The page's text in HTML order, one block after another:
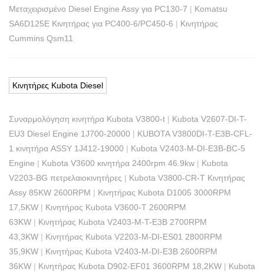
Μεταχειρισμένο Diesel Engine Assy για PC130-7 | Komatsu
SA6D125E Κινητήρας για PC400-6/PC450-6 | Κινητήρας
Cummins Qsm11
Κινητήρες Kubota Diesel
Συναρμολόγηση κινητήρα Kubota V3800-t | Kubota V2607-DI-T-
EU3 Diesel Engine 1J700-20000 | KUBOTA V3800DI-T-E3B-CFL-
1 κινητήρα ASSY 1J412-19000 | Kubota V2403-M-DI-E3B-BC-5
Engine | Kubota V3600 κινητήρα 2400rpm 46.9kw | Kubota
V2203-BG πετρελαιοκινητήρες | Kubota V3800-CR-T Κινητήρας
Assy 85KW 2600RPM | Κινητήρας Kubota D1005 3000RPM
17,5KW | Κινητήρας Kubota V3600-T 2600RPM
63KW | Κινητήρας Kubota V2403-M-T-E3B 2700RPM
43,3KW | Κινητήρας Kubota V2203-M-DI-ES01 2800RPM
35,9KW | Κινητήρας Kubota V2403-M-DI-E3B 2600RPM
36KW | Κινητήρας Kubota D902-EF01 3600RPM 18,2KW | Kubota